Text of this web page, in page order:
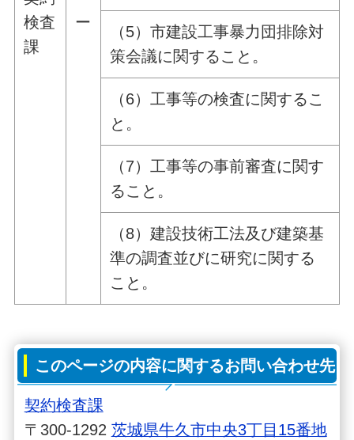
検査
課
ー
（5）市建設工事暴力団排除対
策会議に関すること。
（6）工事等の検査に関するこ
と。
（7）工事等の事前審査に関す
ること。
（8）建設技術工法及び建築基
準の調査並びに研究に関する
こと。
このページの内容に関するお問い合わせ先
契約検査課
〒300-1292 茨城県牛久市中央3丁目15番地